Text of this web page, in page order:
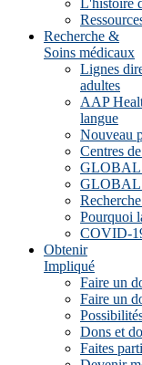
L'histoire
Recherche &
Soins médicaux
Lignes
adultes
AAP
langue
Nouveau
Centres
GLOBAL
GLOBAL
Pourquoi
COVID-
Obtenir
Impliqué
Faire un
Faire un
Dons et
Faites